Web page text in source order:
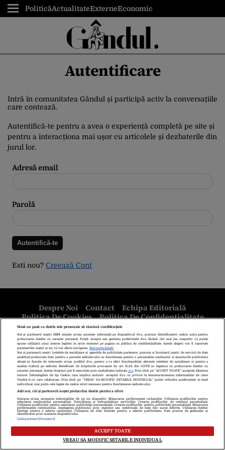
PoliticăActualitateExterneEconomic
Autentificare
Intră în comunitatea Gândul și participă activ la conversațiile
care contează.
Autentifică-te pentru a avea o experiență completă pe site și
pentru a interacționa mai ușor cu articolele și dezbaterile din
jurul lor.
Adresă email
Parolă
Esti nou? Creează Cont
Despre Noi Contact
Echipa Editorială
Politica De Cookies
Politica De Confidențialitate
Termeni Și Condiții
copyright © 2026
Citarea se poate face în limita a 250 de semne. Nici o instituţie sau persoană
(site-uri, instituţii mass-media, firme de monitorizare) nu poate reproduce
integral scrierile publicistice purtătoare de Drepturi de Autor.
Decizia ONJN nr. 1598/16.09.2021. Jocurile de noroc sunt interzise
minorilor.